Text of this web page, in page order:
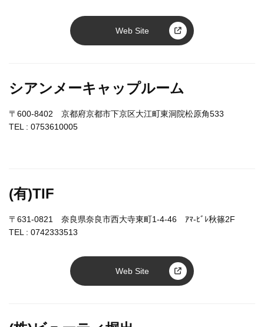
Web Site
シアンメーキャップルーム
〒600-8402 京都府京都市下京区大江町東洞院松原角533
TEL : 0753610005
(有)TIF
〒631-0821 奈良県奈良市西大寺東町1-4-46 ｱﾏ-ﾋﾞﾚ秋篠2F
TEL : 0742333513
Web Site